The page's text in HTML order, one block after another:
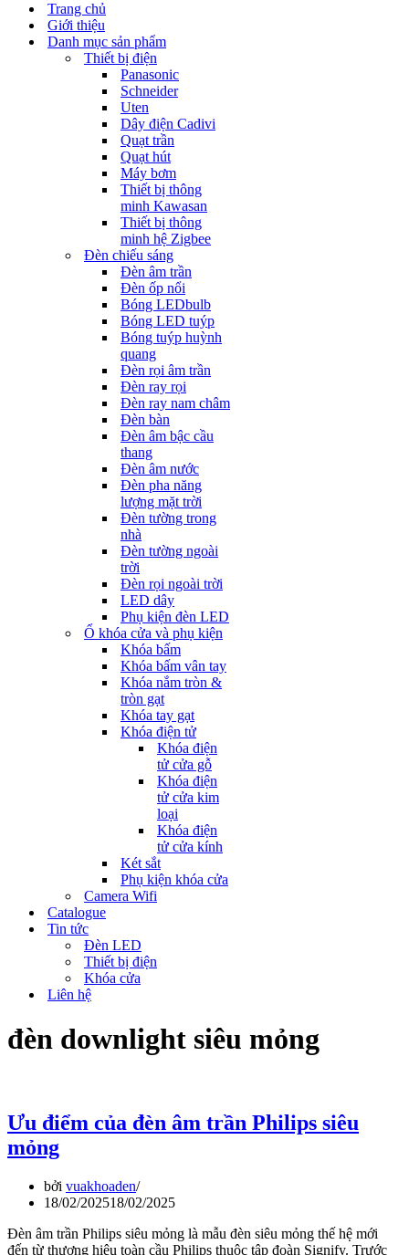
Trang chủ
Giới thiệu
Danh mục sản phẩm
Thiết bị điện
Panasonic
Schneider
Uten
Dây điện Cadivi
Quạt trần
Quạt hút
Máy bơm
Thiết bị thông
minh Kawasan
Thiết bị thông
minh hệ Zigbee
Đèn chiếu sáng
Đèn âm trần
Đèn ốp nổi
Bóng LEDbulb
Bóng LED tuýp
Bóng tuýp huỳnh
quang
Đèn rọi âm trần
Đèn ray rọi
Đèn ray nam châm
Đèn bàn
Đèn âm bậc cầu
thang
Đèn âm nước
Đèn pha năng
lượng mặt trời
Đèn tường trong
nhà
Đèn tường ngoài
trời
Đèn rọi ngoài trời
LED dây
Phụ kiện đèn LED
Ổ khóa cửa và phụ kiện
Khóa bấm
Khóa bấm vân tay
Khóa nắm tròn &
tròn gạt
Khóa tay gạt
Khóa điện tử
Khóa điện
tử cửa gỗ
Khóa điện
tử cửa kim
loại
Khóa điện
tử cửa kính
Két sắt
Phụ kiện khóa cửa
Camera Wifi
Catalogue
Tin tức
Đèn LED
Thiết bị điện
Khóa cửa
Liên hệ
đèn downlight siêu mỏng
Ưu điểm của đèn âm trần Philips siêu
mỏng
bởi vuakhoaden
18/02/202518/02/2025
Đèn âm trần Philips siêu mỏng là mẫu đèn siêu mỏng thế hệ mới
đến từ thương hiệu toàn cầu Philips thuộc tập đoàn Signify. Trước